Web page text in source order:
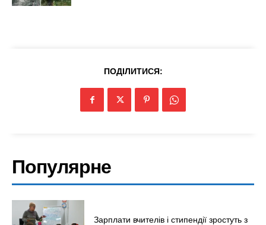
ПОДІЛИТИСЯ:
Популярне
Зарплати вчителів і стипендії зростуть з